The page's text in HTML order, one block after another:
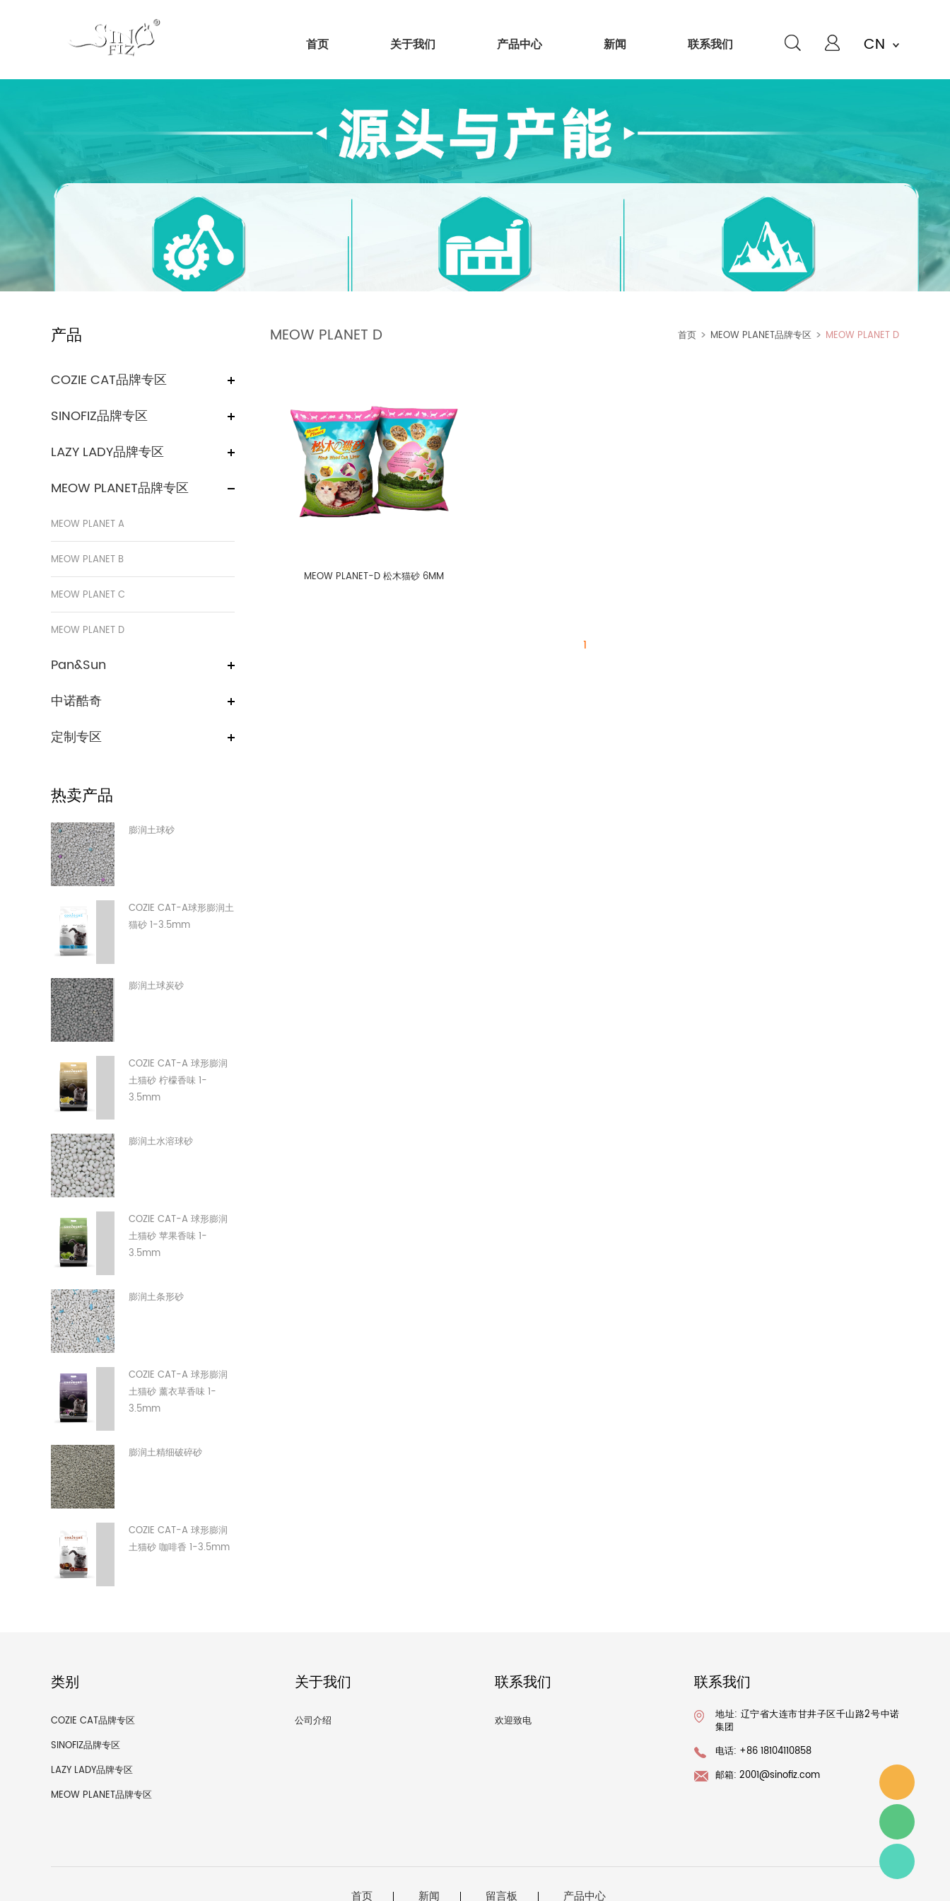
CN
首页 关于我们 产品中心 新闻 联系我们
产品
COZIE CAT品牌专区
SINOFIZ品牌专区
LAZY LADY品牌专区
MEOW PLANET品牌专区
MEOW PLANET A
MEOW PLANET B
MEOW PLANET C
MEOW PLANET D
Pan&Sun
中诺酷奇
定制专区
热卖产品
膨润土球砂
COZIE CAT-A球形膨润土
猫砂 1-3.5mm
膨润土球炭砂
COZIE CAT-A 球形膨润
土猫砂 柠檬香味 1-
3.5mm
膨润土水溶球砂
COZIE CAT-A 球形膨润
土猫砂 苹果香味 1-
3.5mm
膨润土条形砂
COZIE CAT-A 球形膨润
土猫砂 薰衣草香味 1-
3.5mm
膨润土精细破碎砂
COZIE CAT-A 球形膨润
土猫砂 咖啡香 1-3.5mm
MEOW PLANET D 首页 > MEOW PLANET品牌专区 > MEOW PLANET D
MEOW PLANET-D 松木猫砂 6MM
1
类别
COZIE CAT品牌专区
SINOFIZ品牌专区
LAZY LADY品牌专区
MEOW PLANET品牌专区
关于我们
公司介绍
联系我们
欢迎致电
联系我们
地址: 辽宁省大连市甘井子区千山路2号中诺
集团
电话: +86 18104110858
邮箱:2001@sinofiz.com
首页 新闻 留言板 产品中心